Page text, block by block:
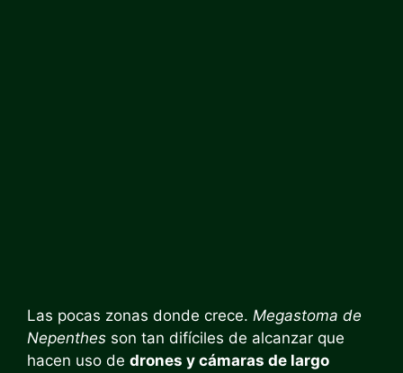
Las pocas zonas donde crece. Megastoma de
Nepenthes son tan difíciles de alcanzar que
hacen uso de drones y cámaras de largo